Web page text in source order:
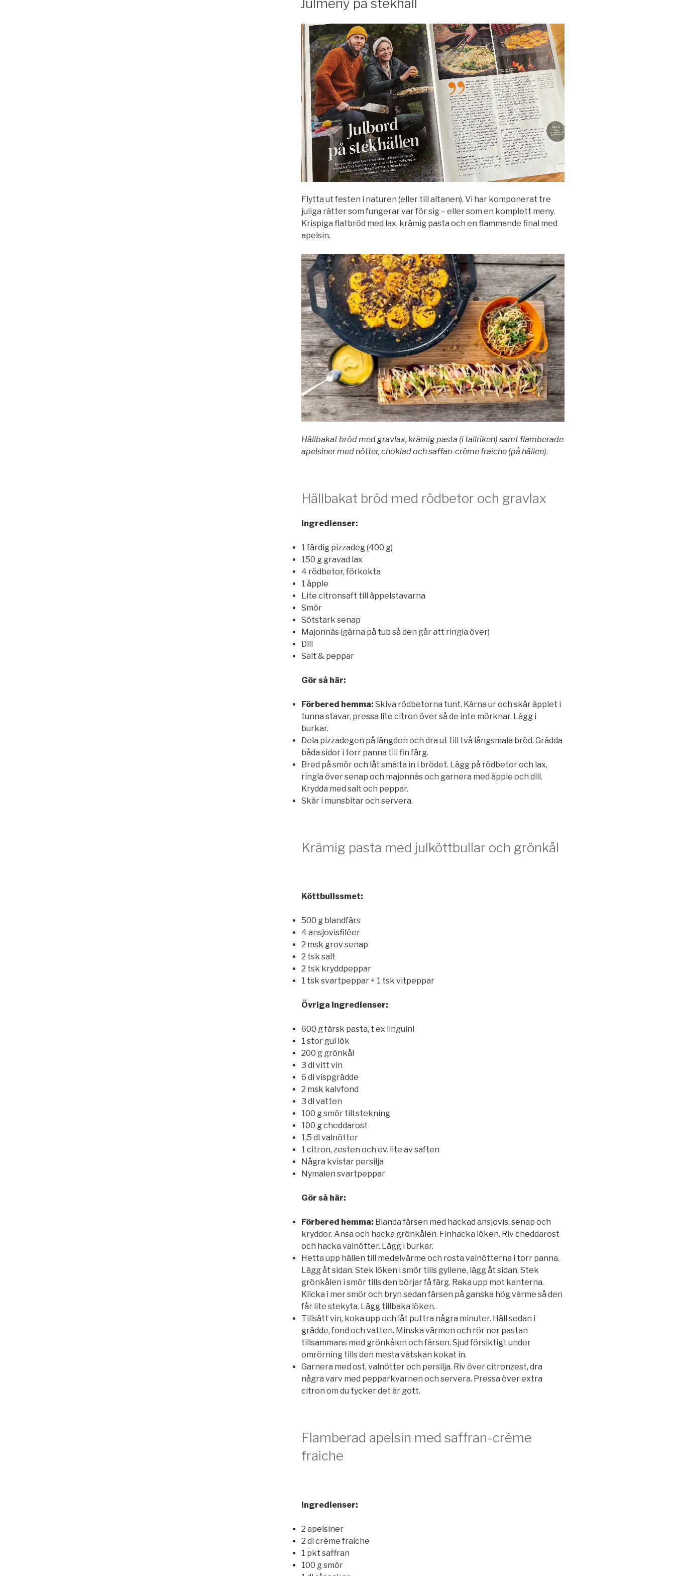
Julmeny på stekhäll
Flytta ut festen i naturen (eller till altanen). Vi har komponerat tre
juliga rätter som fungerar var för sig – eller som en komplett meny.
Krispiga flatbröd med lax, krämig pasta och en flammande final med
apelsin.
Hällbakat bröd med gravlax, krämig pasta (i tallriken) samt flamberade
apelsiner med nötter, choklad och saffan-crème fraîche (på hällen).
Hällbakat bröd med rödbetor och gravlax
Ingredienser:
1 färdig pizzadeg (400 g)
150 g gravad lax
4 rödbetor, förkokta
1 äpple
Lite citronsaft till äppelstavarna
Smör
Sötstark senap
Majonnäs (gärna på tub så den går att ringla över)
Dill
Salt & peppar
Gör så här:
Förbered hemma: Skiva rödbetorna tunt. Kärna ur och skär äpplet i
tunna stavar, pressa lite citron över så de inte mörknar. Lägg i
burkar.
Dela pizzadegen på längden och dra ut till två långsmala bröd. Grädda
båda sidor i torr panna till fin färg.
Bred på smör och låt smälta in i brödet. Lägg på rödbetor och lax,
ringla över senap och majonnäs och garnera med äpple och dill.
Krydda med salt och peppar.
Skär i munsbitar och servera.
Krämig pasta med julköttbullar och grönkål
Köttbullssmet:
500 g blandfärs
4 ansjovisfiléer
2 msk grov senap
2 tsk salt
2 tsk kryddpeppar
1 tsk svartpeppar + 1 tsk vitpeppar
Övriga ingredienser:
600 g färsk pasta, t ex linguini
1 stor gul lök
200 g grönkål
3 dl vitt vin
6 dl vispgrädde
2 msk kalvfond
3 dl vatten
100 g smör till stekning
100 g cheddarost
1,5 dl valnötter
1 citron, zesten och ev. lite av saften
Några kvistar persilja
Nymalen svartpeppar
Gör så här:
Förbered hemma: Blanda färsen med hackad ansjovis, senap och
kryddor. Ansa och hacka grönkålen. Finhacka löken. Riv cheddarost
och hacka valnötter. Lägg i burkar.
Hetta upp hällen till medelvärme och rosta valnötterna i torr panna.
Lägg åt sidan. Stek löken i smör tills gyllene, lägg åt sidan. Stek
grönkålen i smör tills den börjar få färg. Raka upp mot kanterna.
Klicka i mer smör och bryn sedan färsen på ganska hög värme så den
får lite stekyta. Lägg tillbaka löken.
Tillsätt vin, koka upp och låt puttra några minuter. Häll sedan i
grädde, fond och vatten. Minska värmen och rör ner pastan
tillsammans med grönkålen och färsen. Sjud försiktigt under
omrörning tills den mesta vätskan kokat in.
Garnera med ost, valnötter och persilja. Riv över citronzest, dra
några varv med pepparkvarnen och servera. Pressa över extra
citron om du tycker det är gott.
Flamberad apelsin med saffran-crème
fraiche
Ingredienser:
2 apelsiner
2 dl crème fraiche
1 pkt saffran
100 g smör